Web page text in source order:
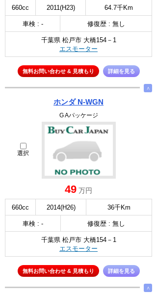
660cc 2011(H23) 64.7千Km
車検 : - 修復歴 : 無し
千葉県 松戸市 大橋154－1
エスモーター
無料お問い合わせ & 見積もり 詳細を見る
∧
ホンダ N-WGN
G Aパッケージ
選択
49 万円
660cc 2014(H26) 36千Km
車検 : - 修復歴 : 無し
千葉県 松戸市 大橋154－1
エスモーター
無料お問い合わせ & 見積もり 詳細を見る
∧